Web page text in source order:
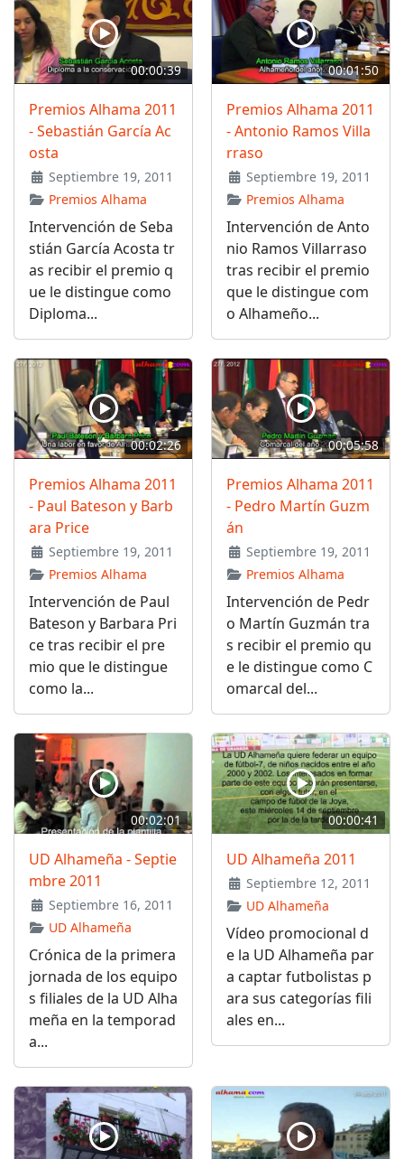
00:00:39
Premios Alhama 2011
- Sebastián García Ac
osta
Septiembre 19, 2011
Premios Alhama
Intervención de Seba
stián García Acosta tr
as recibir el premio q
ue le distingue como
Diploma...
00:01:50
Premios Alhama 2011
- Antonio Ramos Villa
rraso
Septiembre 19, 2011
Premios Alhama
Intervención de Anto
nio Ramos Villarraso
tras recibir el premio
que le distingue com
o Alhameño...
00:02:26
Premios Alhama 2011
- Paul Bateson y Barb
ara Price
Septiembre 19, 2011
Premios Alhama
Intervención de Paul
Bateson y Barbara Pri
ce tras recibir el pre
mio que le distingue
como la...
00:05:58
Premios Alhama 2011
- Pedro Martín Guzm
án
Septiembre 19, 2011
Premios Alhama
Intervención de Pedr
o Martín Guzmán tra
s recibir el premio qu
e le distingue como C
omarcal del...
00:02:01
UD Alhameña - Septie
mbre 2011
Septiembre 16, 2011
UD Alhameña
Crónica de la primera
jornada de los equipo
s filiales de la UD Alha
meña en la temporad
a...
00:00:41
UD Alhameña 2011
Septiembre 12, 2011
UD Alhameña
Vídeo promocional d
e la UD Alhameña par
a captar futbolistas p
ara sus categorías fili
ales en...